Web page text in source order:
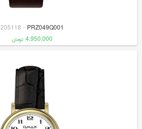
PRZ049Q001
-
205118
4,950,000 تومان